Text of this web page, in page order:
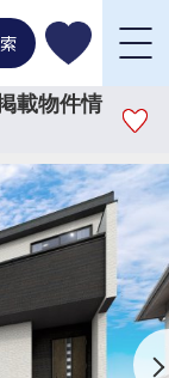
載物件情